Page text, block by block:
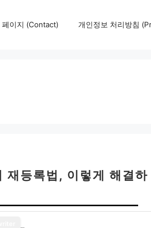
페이지 (Contact) 개인정보 처리방침
재등록법, 이렇게 해결하